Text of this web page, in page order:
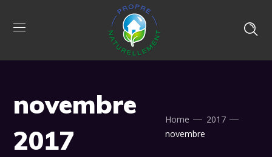
novembre
2017
Home
2017
novembre